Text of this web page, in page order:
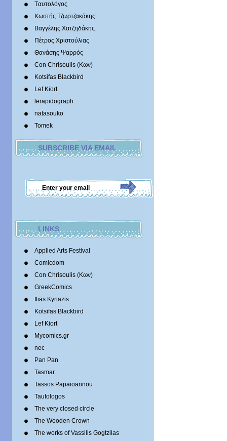
Tαυτολόγος
Κωστής Τζωρτζακάκης
Βαγγέλης Χατζηδάκης
Πέτρος Χριστούλιας
Θανάσης Ψαρρός
Con Chrisoulis (Κων)
Kotsifas Blackbird
Lef Kiort
lerapidograph
natasouko
Tomek
SUBSCRIBE VIA EMAIL
LINKS
Applied Arts Festival
Comicdom
Con Chrisoulis (Κων)
GreekComics
Ilias Kyriazis
Kotsifas Blackbird
Lef Kiort
Mycomics.gr
nec
Pan Pan
Tasmar
Tassos Papaioannou
Tautologos
The very closed circle
The Wooden Crown
The works of Vassilis Gogtzilas